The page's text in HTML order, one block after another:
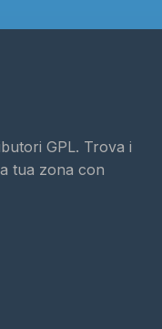
GPL. Trova i
tua zona con